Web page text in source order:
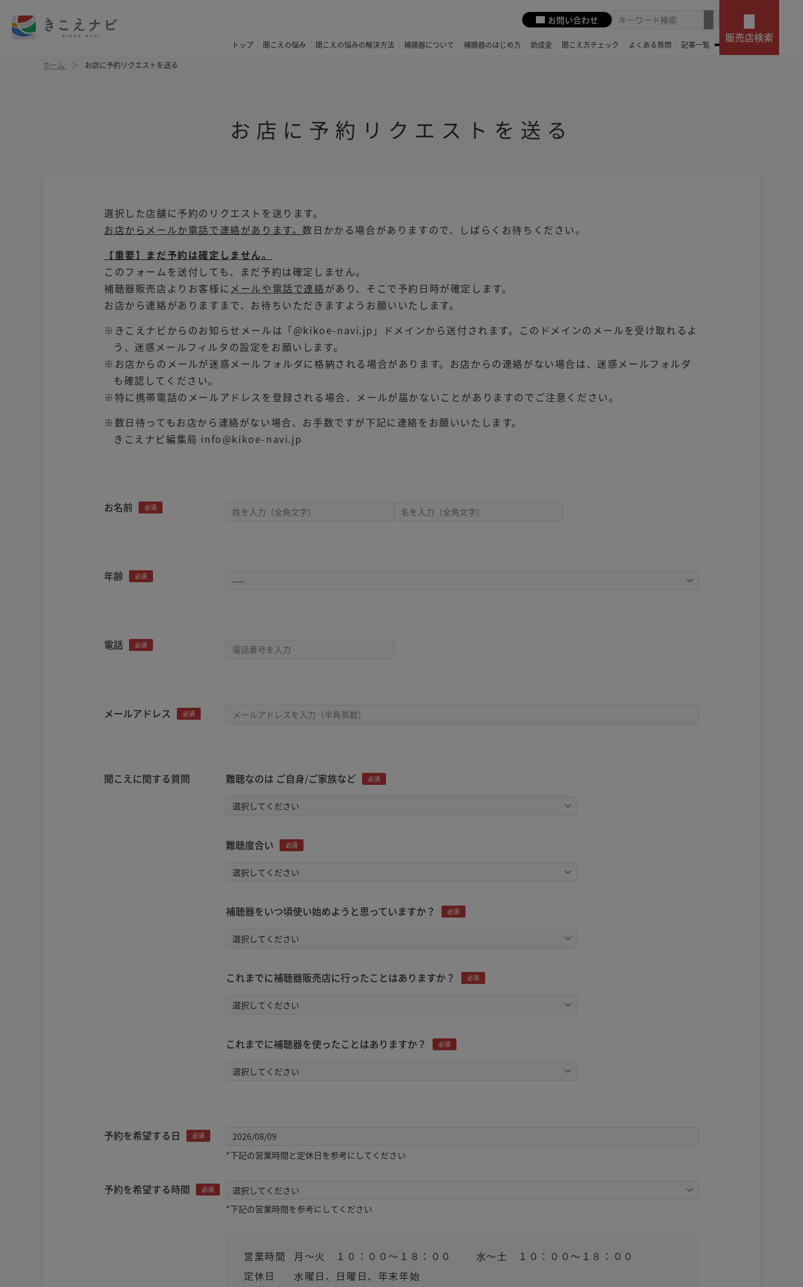
お問い合わせ
トップ 聞こえの悩み 聞こえの悩みの解決方法 補聴器について 補聴器のはじめ方 助成金 聞こえ方チェック よくある質問 記事一覧
販売店検索
ホーム お店に予約リクエストを送る
お店に予約リクエストを送る
選択した店舗に予約のリクエストを送ります。
お店からメールか電話で連絡があります。数日かかる場合がありますので、しばらくお待ちください。
【重要】まだ予約は確定しません。
このフォームを送付しても、まだ予約は確定しません。
補聴器販売店よりお客様にメールや電話で連絡があり、そこで予約日時が確定します。
お店から連絡がありますまで、お待ちいただきますようお願いいたします。
※きこえナビからのお知らせメールは「@kikoe-navi.jp」ドメインから送付されます。このドメインのメールを受け取れるよ
う、迷惑メールフィルタの設定をお願いします。
※お店からのメールが迷惑メールフォルダに格納される場合があります。お店からの連絡がない場合は、迷惑メールフォルダ
も確認してください。
※特に携帯電話のメールアドレスを登録される場合、メールが届かないことがありますのでご注意ください。
※数日待ってもお店から連絡がない場合、お手数ですが下記に連絡をお願いいたします。
きこえナビ編集局 info@kikoe-navi.jp
お名前 必須
年齢 必須
電話 必須
メールアドレス 必須
聞こえに関する質問 難聴なのは ご自身/ご家族など 必須
難聴度合い 必須
補聴器をいつ頃使い始めようと思っていますか？ 必須
これまでに補聴器販売店に行ったことはありますか？ 必須
これまでに補聴器を使ったことはありますか？ 必須
予約を希望する日 必須
*下記の営業時間と定休日を参考にしてください
予約を希望する時間 必須
*下記の営業時間を参考にしてください
営業時間
月～火 １０：００～１８：００ 水～土 １０：００～１８：００
定休日
水曜日、日曜日、年末年始